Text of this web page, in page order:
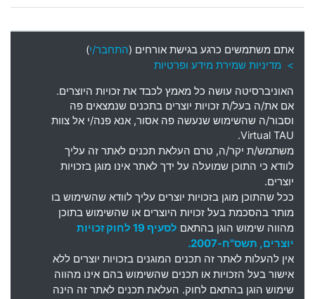
אתם משתמשים כרגע בגישת אורחים (התחבר/י)
> מדיניות שמירת מידע ופרטיות
האוניברסיטה עושה כל מאמץ לכבד את זכויות היוצרים.
אם את/ה בעל/ת זכויות יוצרים בתכנים שנמצאים פה
וסבור/ה שהשימוש שנעשה פה אסור, אנא פנה/י אל צוות
Virtual TAU.
משתמש/ת יקר/ה, טרם העלאת תכנים לאתר זה עליך
לוודא כי התוכן שמועלה על ידך לאתר אינו מוגן בזכויות
יוצרים.
ככל שהתוכן מוגן בזכויות יוצרים עליך לוודא שהשימוש בו
מותר בהסכמת בעל זכויות היוצרים או שהשימוש בתוכן
מהווה שימוש הוגן בהתאם
לסעיף 19 לחוק זכויות
יוצרים, תשס"ח-2007.
אין להעלות לאתר זה תכנים המוגנים בזכויות יוצרים ללא
אישור בעל הזכויות או תכנים שהשימוש בהם אינו מהווה
שימוש הוגן בהתאם לחוק. העלאת תכנים לאתר זה הינה